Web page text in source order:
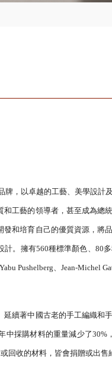
，以卓越的工藝、美學設
工藝的領導者，甚至成為
和培育自己的優質資源，
。擁有560種標準顏色、
Pushelberg、Jean-Michel
續著中國古老的手工編織和
採購材料的重量減少了
回收的材料，皆會捐贈或出